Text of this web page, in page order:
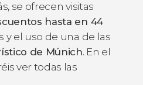
se ofrecen visitas
hasta en 44
y el uso de una de las
de Múnich. En el
ver todas las